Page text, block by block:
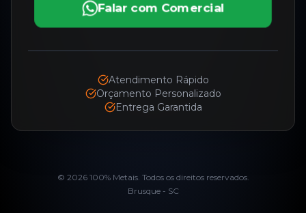
Falar com Comercial
Atendimento Rápido
Orçamento Personalizado
Entrega Garantida
© 2026100% Metais. Todos os direitos reservados.
Brusque - SC